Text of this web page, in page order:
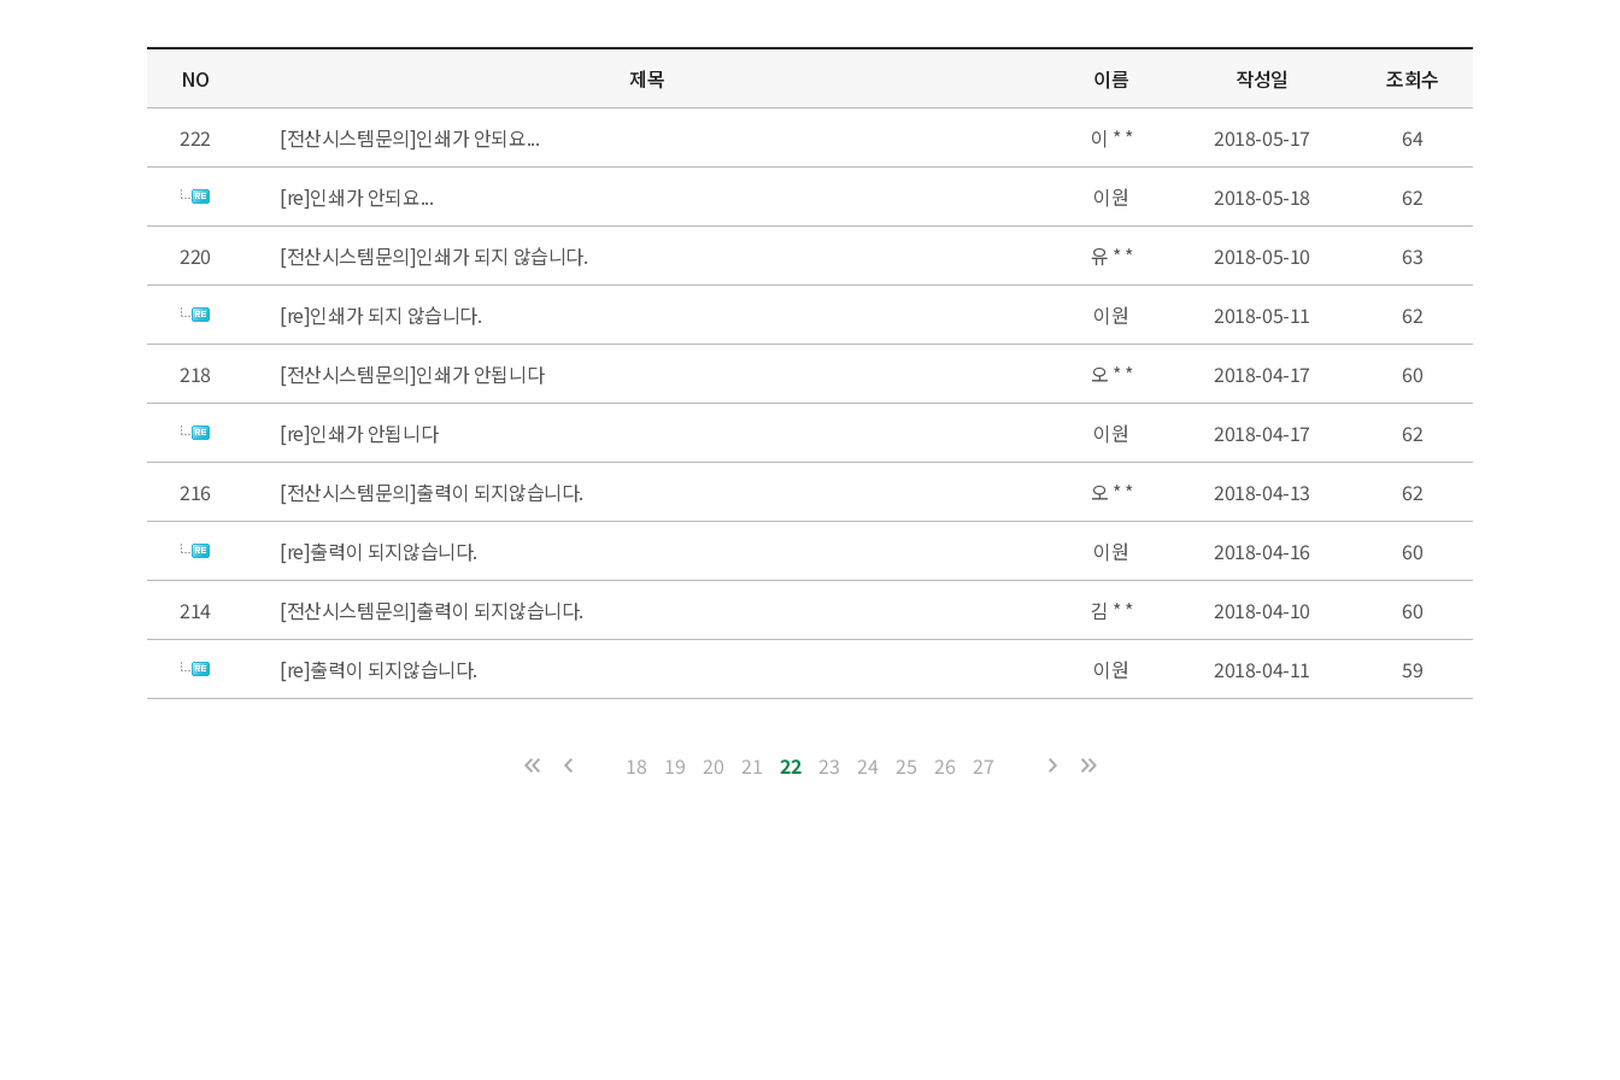
NO 제목 이름 작성일 조회수
222 [전산시스템문의]인쇄가 안되요... 이 * * 2018-05-17 64
[re]인쇄가 안되요... 이원 2018-05-18 62
220 [전산시스템문의]인쇄가 되지 않습니다. 유 * * 2018-05-10 63
[re]인쇄가 되지 않습니다. 이원 2018-05-11 62
218 [전산시스템문의]인쇄가 안됩니다 오 * * 2018-04-17 60
[re]인쇄가 안됩니다 이원 2018-04-17 62
216 [전산시스템문의]출력이 되지않습니다. 오 * * 2018-04-13 62
[re]출력이 되지않습니다. 이원 2018-04-16 60
214 [전산시스템문의]출력이 되지않습니다. 김 * * 2018-04-10 60
[re]출력이 되지않습니다. 이원 2018-04-11 59
18 19 20 21 22 23 24 25 26 27